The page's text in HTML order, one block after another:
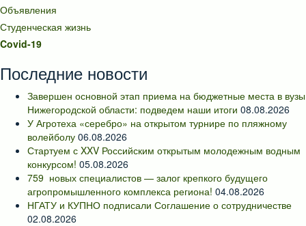
Объявления
Студенческая жизнь
Covid-19
Последние новости
Завершен основной этап приема на бюджетные места в вузы
Нижегородской области: подведем наши итоги 08.08.2026
У Агротеха «серебро» на открытом турнире по пляжному
волейболу 06.08.2026
Стартуем с XXV Российским открытым молодежным водным
конкурсом! 05.08.2026
759 новых специалистов — залог крепкого будущего
агропромышленного комплекса региона! 04.08.2026
НГАТУ и КУПНО подписали Соглашение о сотрудничестве
02.08.2026